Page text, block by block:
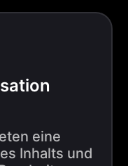
eine
Inhalts und